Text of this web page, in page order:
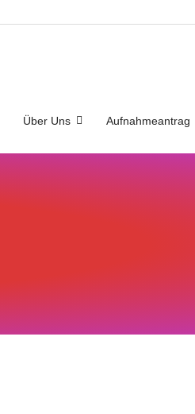
Über Uns Aufnahmeantrag